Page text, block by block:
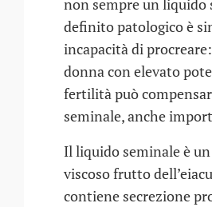
non sempre un liquido
definito patologico è
incapacità di
donna con elevato
fertilità può
seminale, anche
Il liquido seminale è
viscoso frutto
contiene secrezione